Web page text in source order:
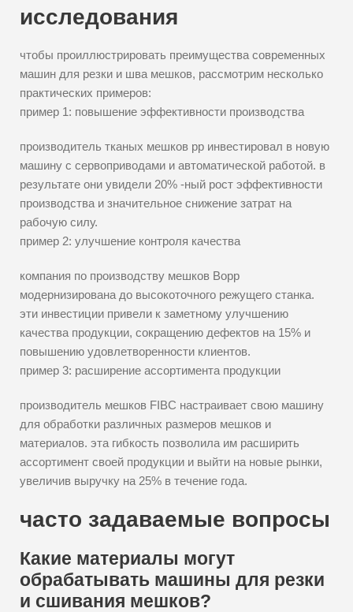
исследования
чтобы проиллюстрировать преимущества современных
машин для резки и шва мешков, рассмотрим несколько
практических примеров:
пример 1: повышение эффективности производства
производитель тканых мешков pp инвестировал в новую
машину с сервоприводами и автоматической работой. в
результате они увидели 20% -ный рост эффективности
производства и значительное снижение затрат на
рабочую силу.
пример 2: улучшение контроля качества
компания по производству мешков Bopp
модернизирована до высокоточного режущего станка.
эти инвестиции привели к заметному улучшению
качества продукции, сокращению дефектов на 15% и
повышению удовлетворенности клиентов.
пример 3: расширение ассортимента продукции
производитель мешков FIBC настраивает свою машину
для обработки различных размеров мешков и
материалов. эта гибкость позволила им расширить
ассортимент своей продукции и выйти на новые рынки,
увеличив выручку на 25% в течение года.
часто задаваемые вопросы
Какие материалы могут
обрабатывать машины для резки
и сшивания мешков?